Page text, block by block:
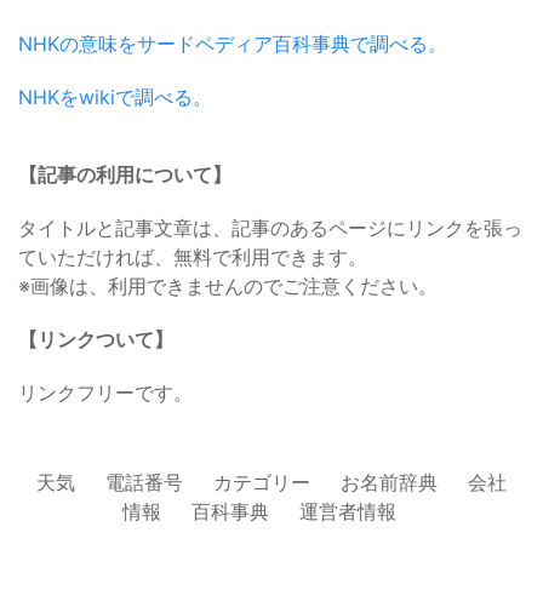
NHKの意味をサードペディア百科事典で調べる。
NHKをwikiで調べる。
【記事の利用について】
タイトルと記事文章は、記事のあるページにリンクを張っ
ていただければ、無料で利用できます。
※画像は、利用できませんのでご注意ください。
【リンクついて】
リンクフリーです。
天気 電話番号 カテゴリー お名前辞典
会社
情報
百科事典 運営者情報